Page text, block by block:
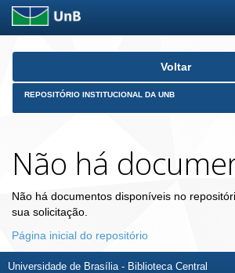
Skip
Voltar
REPOSITÓRIO INSTITUCIONAL DA UNB
Não há
Não há documentos disponíveis no
sua solicitação.
Página inicial do repositório
Universidade de Brasília - Biblioteca Central